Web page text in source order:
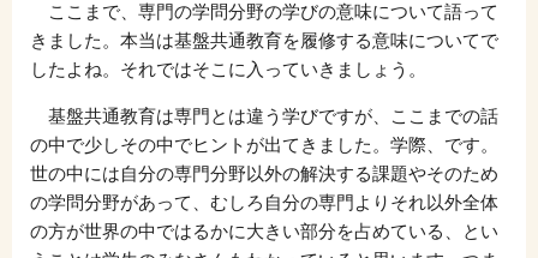
ここまで、専門の学問分野の学びの意味について語って
きました。本当は基盤共通教育を履修する意味についてで
したよね。それではそこに入っていきましょう。
基盤共通教育は専門とは違う学びですが、ここまでの話
の中で少しその中でヒントが出てきました。学際、です。
世の中には自分の専門分野以外の解決する課題やそのため
の学問分野があって、むしろ自分の専門よりそれ以外全体
の方が世界の中ではるかに大きい部分を占めている、とい